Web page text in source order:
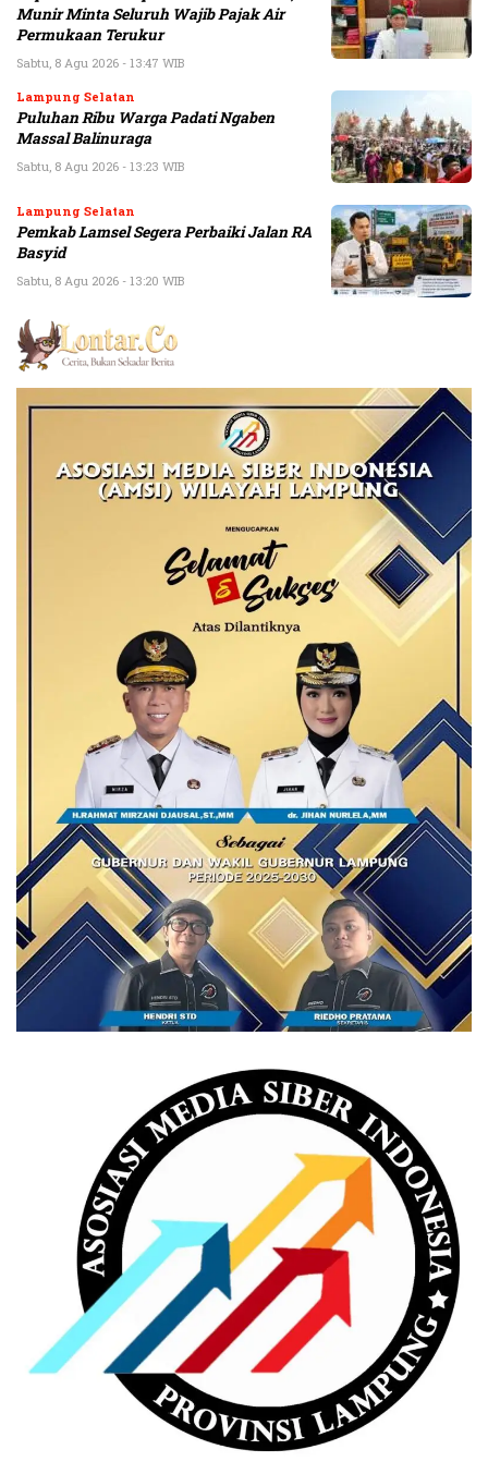
Munir Minta Seluruh Wajib Pajak Air
Permukaan Terukur
Sabtu, 8 Agu 2026 - 13:47 WIB
Lampung Selatan
Puluhan Ribu Warga Padati Ngaben
Massal Balinuraga
Sabtu, 8 Agu 2026 - 13:23 WIB
Lampung Selatan
Pemkab Lamsel Segera Perbaiki Jalan RA
Basyid
Sabtu, 8 Agu 2026 - 13:20 WIB